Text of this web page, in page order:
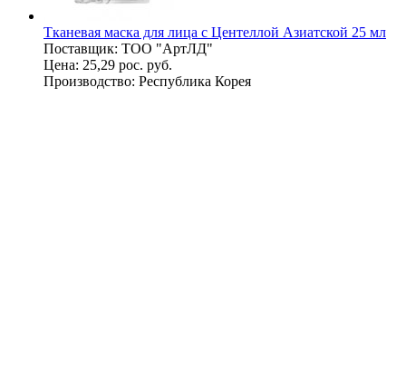
Тканевая маска для лица с Центеллой Азиатской 25 мл
Поставщик: ТОО "АртЛД"
Цена: 25,29 рос. руб.
Производство: Республика Корея